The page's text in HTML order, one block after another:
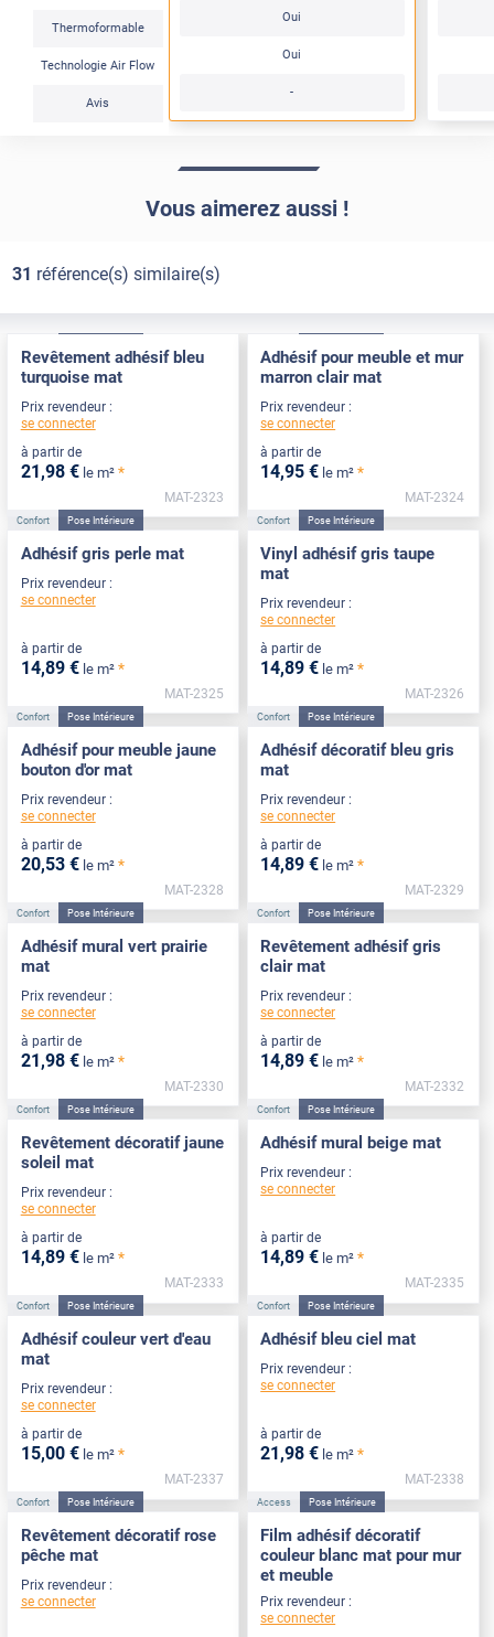
Thermoformable
Technologie Air Flow
Avis
Oui
Oui
-
Vous aimerez aussi !
31 référence(s) similaire(s)
Revêtement adhésif bleu
turquoise mat
Prix revendeur :
se connecter
à partir de
21,98 € le m² *
MAT-2323
Adhésif pour meuble et mur
marron clair mat
Prix revendeur :
se connecter
à partir de
14,95 € le m² *
MAT-2324
Confort Pose Intérieure
Adhésif gris perle mat
Prix revendeur :
se connecter
à partir de
14,89 € le m² *
MAT-2325
Confort Pose Intérieure
Vinyl adhésif gris taupe
mat
Prix revendeur :
se connecter
à partir de
14,89 € le m² *
MAT-2326
Confort Pose Intérieure
Adhésif pour meuble jaune
bouton d'or mat
Prix revendeur :
se connecter
à partir de
20,53 € le m² *
MAT-2328
Confort Pose Intérieure
Adhésif décoratif bleu gris
mat
Prix revendeur :
se connecter
à partir de
14,89 € le m² *
MAT-2329
Confort Pose Intérieure
Adhésif mural vert prairie
mat
Prix revendeur :
se connecter
à partir de
21,98 € le m² *
MAT-2330
Confort Pose Intérieure
Revêtement adhésif gris
clair mat
Prix revendeur :
se connecter
à partir de
14,89 € le m² *
MAT-2332
Confort Pose Intérieure
Revêtement décoratif jaune
soleil mat
Prix revendeur :
se connecter
à partir de
14,89 € le m² *
MAT-2333
Confort Pose Intérieure
Adhésif mural beige mat
Prix revendeur :
se connecter
à partir de
14,89 € le m² *
MAT-2335
Confort Pose Intérieure
Adhésif couleur vert d'eau
mat
Prix revendeur :
se connecter
à partir de
15,00 € le m² *
MAT-2337
Confort Pose Intérieure
Adhésif bleu ciel mat
Prix revendeur :
se connecter
à partir de
21,98 € le m² *
MAT-2338
Confort Pose Intérieure
Revêtement décoratif rose
pêche mat
Prix revendeur :
se connecter
Access Pose Intérieure
Film adhésif décoratif
couleur blanc mat pour mur
et meuble
Prix revendeur :
se connecter